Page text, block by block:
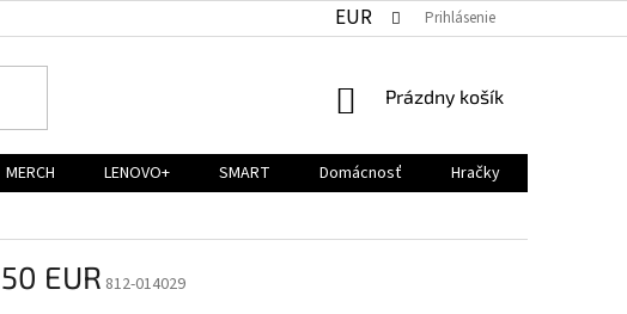
EUR Prihlásenie
NÁKUPNÝ
Prázdny košík
MERCH LENOVO+ SMART Domácnosť
Hračky
EUR 812-014029